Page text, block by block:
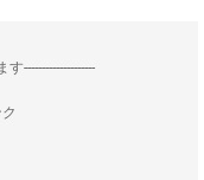
--------------------